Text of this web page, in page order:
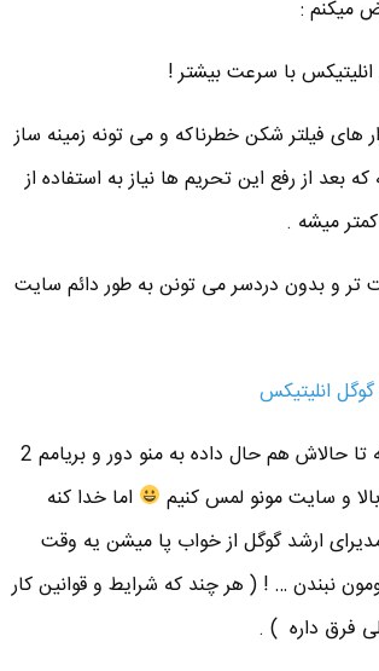
میکنم :
با سرعت بیشتر !
های فیلتر شکن خطرناکه و می تونه زمینه ساز
بعد از رفع این تحریم ها نیاز به استفاده از
کمتر میشه .
و بدون دردسر می تونن به طور دائم سایت
انلیتیکس
البته دم گوگل گرم که تا حالاش هم حال داده به منو دور و بریامم 2
و سایت مونو لمس کنیم
اما خدا کنه
ارشد گوگل از خواب پا میشن یه وقت
نبندن … ! ( هر چند که شرایط و قوانین کار
فرق داره ) .